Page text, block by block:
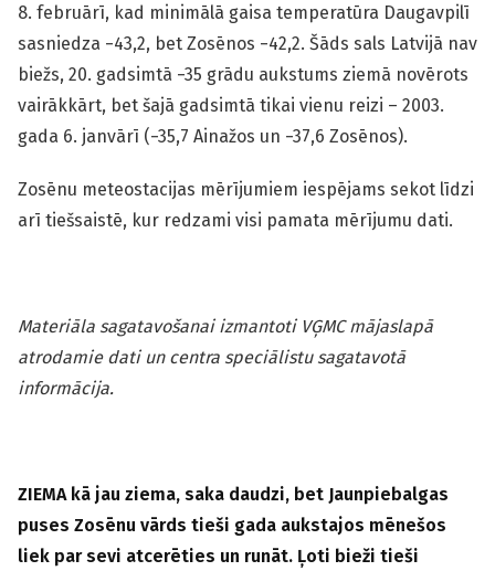
8. februārī, kad minimālā gaisa temperatūra Daugavpilī
sasniedza −43,2, bet Zosēnos −42,2. Šāds sals Latvijā nav
biežs, 20. gadsimtā −35 grādu aukstums ziemā novērots
vairākkārt, bet šajā gadsimtā tikai vienu reizi – 2003.
gada 6. janvārī (−35,7 Ainažos un −37,6 Zosēnos).
Zosēnu meteostacijas mērījumiem iespējams sekot līdzi
arī tiešsaistē, kur redzami visi pamata mērījumu dati.
Materiāla sagatavošanai izmantoti VĢMC mājaslapā
atrodamie dati un centra speciālistu sagatavotā
informācija.
ZIEMA kā jau ziema, saka daudzi, bet Jaunpiebalgas
puses Zosēnu vārds tieši gada aukstajos mēnešos
liek par sevi atcerēties un runāt. Ļoti bieži tieši